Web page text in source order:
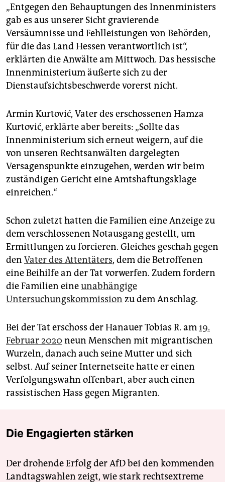
„Entgegen den Behauptungen des Innenministers
gab es aus unserer Sicht gravierende
Versäumnisse und Fehlleistungen von Behörden,
für die das Land Hessen verantwortlich ist“,
erklärten die Anwälte am Mittwoch. Das hessische
Innenministerium äußerte sich zu der
Dienstaufsichtsbeschwerde vorerst nicht.
Armin Kurtović, Vater des erschossenen Hamza
Kurtović, erklärte aber bereits: „Sollte das
Innenministerium sich erneut weigern, auf die
von unseren Rechtsanwälten dargelegten
Versagenspunkte einzugehen, werden wir beim
zuständigen Gericht eine Amtshaftungsklage
einreichen.“
Schon zuletzt hatten die Familien eine Anzeige zu
dem verschlossenen Notausgang gestellt, um
Ermittlungen zu forcieren. Gleiches geschah gegen
den Vater des Attentäters, dem die Betroffenen
eine Beihilfe an der Tat vorwerfen. Zudem fordern
die Familien eineunabhängige
Untersuchungskommission zu dem Anschlag.
Bei der Tat erschoss der Hanauer Tobias R. am19.
Februar 2020 neun Menschen mit migrantischen
Wurzeln, danach auch seine Mutter und sich
selbst. Auf seiner Internetseite hatte er einen
Verfolgungswahn offenbart, aber auch einen
rassistischen Hass gegen Migranten.
Die Engagierten stärken
Der drohende Erfolg der AfD bei den kommenden
Landtagswahlen zeigt, wie stark rechtsextreme